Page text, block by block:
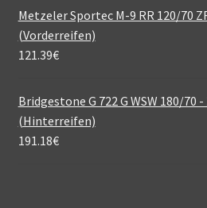
Metzeler Sportec M-9 RR 120/70
(Vorderreifen)
121.39€
Bridgestone G 722 G WSW 180/70
(Hinterreifen)
191.18€